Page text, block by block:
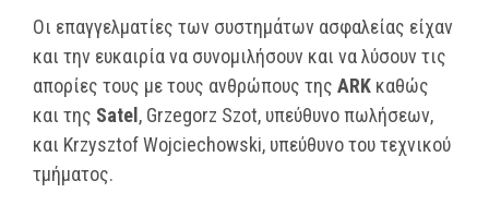
Οι επαγγελματίες των συστημάτων ασφαλείας είχαν
και την ευκαιρία να συνομιλήσουν και να λύσουν τις
απορίες τους με τους ανθρώπους της ARK καθώς
και της Satel , Grzegorz Szot, υπεύθυνο πωλήσεων,
και Krzysztof Wojciechowski, υπεύθυνο του τεχνικού
τμήματος.